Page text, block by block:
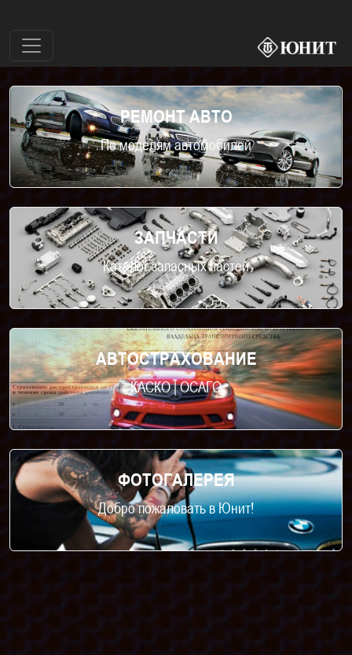
РЕМОНТ АВТО
По моделям автомобилей
ЗАПЧАСТИ
Каталог запасных частей
АВТОСТРАХОВАНИЕ
КАСКО | ОСАГО
ФОТОГАЛЕРЕЯ
Добро пожаловать в Юнит!